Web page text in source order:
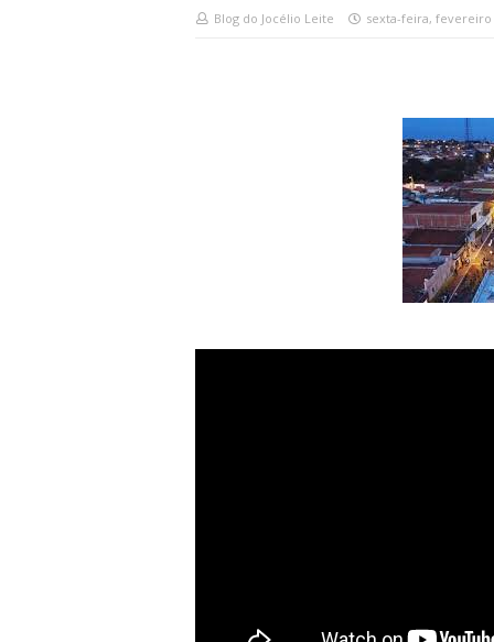
Blog do Jocélio Leite sexta-feira, fevereiro